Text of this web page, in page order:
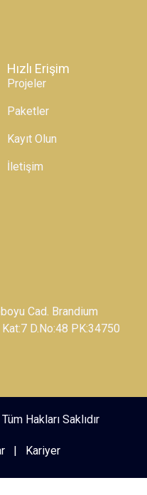
Hızlı Erişim
Projeler
Paketler
Kayıt Olun
İletişim
Cad. Brandium
D.No:48 PK:34750
Hakları Saklıdır
Kariyer